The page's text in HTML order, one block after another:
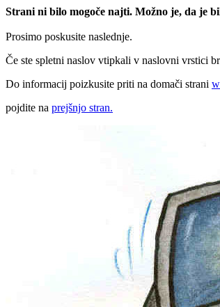
Strani ni bilo mogoče najti. Možno je, da je
Prosimo poskusite naslednje.
Če ste spletni naslov vtipkali v naslovni vrstici
Do informacij poizkusite priti na domači strani
pojdite na prejšnjo stran.